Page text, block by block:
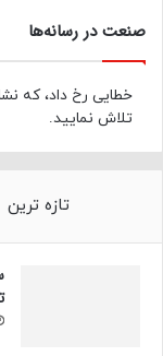
صنعت در رسانه‌ها
خطایی رخ داد، که
تلاش نمایید.
تازه ترین